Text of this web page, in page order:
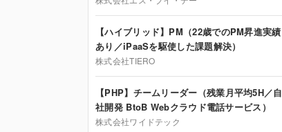
【ハイブリッド】PM（22歳でのPM昇進実績
あり／iPaaSを駆使した課題解決）
株式会社TIERO
【PHP】チームリーダー（残業月平均5H／自
社開発 BtoB Webクラウド電話サービス）
株式会社ワイドテック